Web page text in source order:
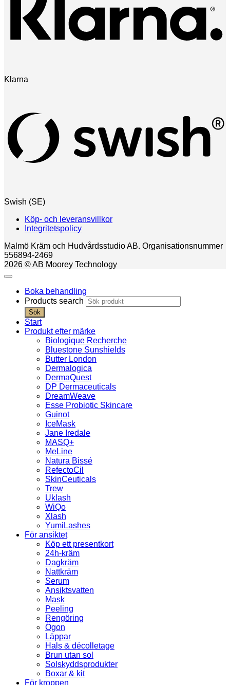
Klarna
Swish (SE)
Köp- och leveransvillkor
Integritetspolicy
Malmö Kräm och Hudvårdsstudio AB. Organisationsnummer
556894-2469
2026 © AB Moorey Technology
Boka behandling
Products search
Sök
Start
Produkt efter märke
Biologique Recherche
Bluestone Sunshields
Butter London
Dermalogica
DermaQuest
DP Dermaceuticals
DreamWeave
Esse Probiotic Skincare
Guinot
IceMask
Jane Iredale
MASQ+
MeLine
Natura Bissé
RefectoCil
SkinCeuticals
Trew
Uklash
WiQo
Xlash
YumiLashes
För ansiktet
Köp ett presentkort
24h-kräm
Dagkräm
Nattkräm
Serum
Ansiktsvatten
Mask
Peeling
Rengöring
Ögon
Läppar
Hals & décolletage
Brun utan sol
Solskyddsprodukter
Boxar & kit
För kroppen